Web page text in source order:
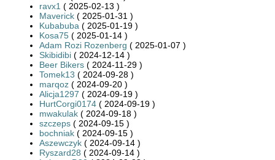
ravx1 ( 2025-02-13 )
Maverick ( 2025-01-31 )
Kubabuba ( 2025-01-19 )
Kosa75 ( 2025-01-14 )
Adam Rozi Rozenberg ( 2025-01-07 )
Skibidibi ( 2024-12-14 )
Beer Bikers ( 2024-11-29 )
Tomek13 ( 2024-09-28 )
marqoz ( 2024-09-20 )
Alicja1297 ( 2024-09-19 )
HurtCorgi0174 ( 2024-09-19 )
mwakulak ( 2024-09-18 )
szczeps ( 2024-09-15 )
bochniak ( 2024-09-15 )
Aszewczyk ( 2024-09-14 )
Ryszard28 ( 2024-09-14 )